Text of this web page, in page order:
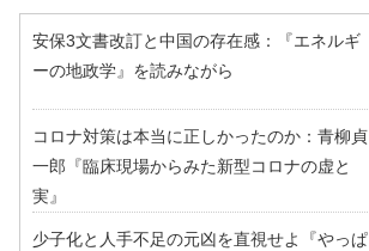
安保3文書改訂と中国の存在感：『エネルギ
ーの地政学』を読みながら
コロナ対策は本当に正しかったのか：青柳貞
一郎『臨床現場からみた新型コロナの虚と
実』
少子化と人手不足の元凶を直視せよ『やっぱ